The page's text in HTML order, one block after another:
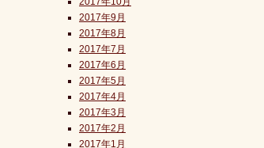
2017年9月
2017年8月
2017年7月
2017年6月
2017年5月
2017年4月
2017年3月
2017年2月
2017年1月